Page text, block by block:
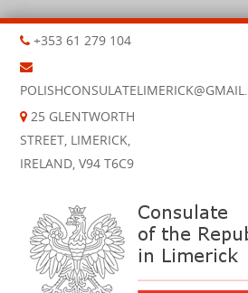
+353 61 279 104
25 GLENTWORTH
STREET, LIMERICK,
IRELAND, V94 T6C9